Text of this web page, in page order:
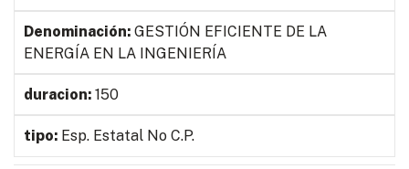
GESTIÓN EFICIENTE DE LA
ENERGÍA EN LA INGENIERÍA
150
Esp. Estatal No C.P.